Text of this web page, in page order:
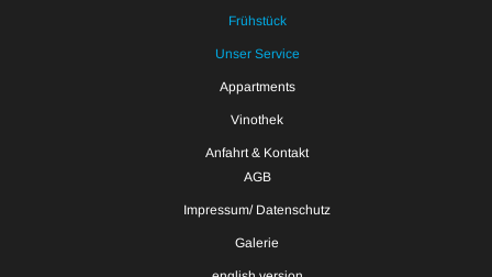
Frühstück
Unser Service
Appartments
Vinothek
Anfahrt & Kontakt
AGB
Impressum/ Datenschutz
Galerie